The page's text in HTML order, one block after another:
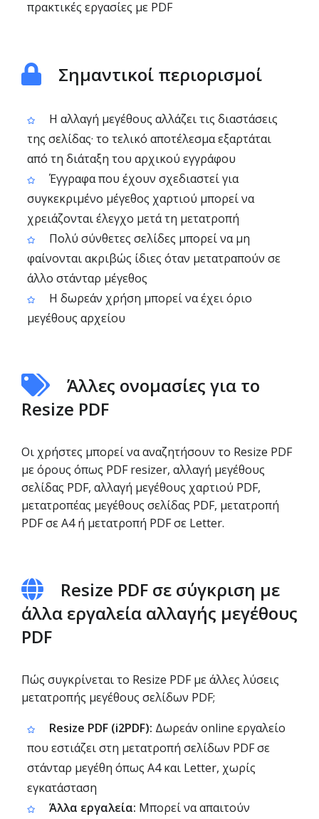
πρακτικές εργασίες με PDF
Σημαντικοί περιορισμοί
Η αλλαγή μεγέθους αλλάζει τις διαστάσεις
της σελίδας· το τελικό αποτέλεσμα εξαρτάται
από τη διάταξη του αρχικού εγγράφου
Έγγραφα που έχουν σχεδιαστεί για
συγκεκριμένο μέγεθος χαρτιού μπορεί να
χρειάζονται έλεγχο μετά τη μετατροπή
Πολύ σύνθετες σελίδες μπορεί να μη
φαίνονται ακριβώς ίδιες όταν μετατραπούν σε
άλλο στάνταρ μέγεθος
Η δωρεάν χρήση μπορεί να έχει όριο
μεγέθους αρχείου
Άλλες ονομασίες για το
Resize PDF
Οι χρήστες μπορεί να αναζητήσουν το Resize PDF
με όρους όπως PDF resizer, αλλαγή μεγέθους
σελίδας PDF, αλλαγή μεγέθους χαρτιού PDF,
μετατροπέας μεγέθους σελίδας PDF, μετατροπή
PDF σε A4 ή μετατροπή PDF σε Letter.
Resize PDF σε σύγκριση με
άλλα εργαλεία αλλαγής μεγέθους
PDF
Πώς συγκρίνεται το Resize PDF με άλλες λύσεις
μετατροπής μεγέθους σελίδων PDF;
Resize PDF (i2PDF): Δωρεάν online εργαλείο
που εστιάζει στη μετατροπή σελίδων PDF σε
στάνταρ μεγέθη όπως A4 και Letter, χωρίς
εγκατάσταση
Άλλα εργαλεία: Μπορεί να απαιτούν